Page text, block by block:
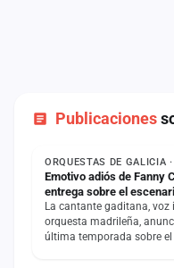
Publicaciones
NOTICIA
ORQUESTAS DE GALICIA
Emotivo adiós de Fanny
entrega sobre el
La cantante gaditana, voz
orquesta madrileña,
última temporada sobre el